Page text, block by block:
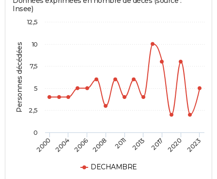
Personnes décédées
Insee)
DECHAMBRE
2000 2004 2006 2008 2011 2013 2017 2020 2023
0
2,5
5
7,5
10
12,5